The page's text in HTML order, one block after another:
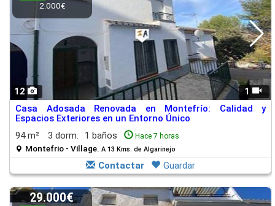
12 1
2.000€
Casa Adosada Renovada en Montefrío: Calidad y
Espacios Exteriores en un Entorno Único
94 m²
3 dorm. 1 baños Hace 7 horas
Montefrio - Village. A 13 Kms. de Algarinejo
Contactar Guardar
29.000€